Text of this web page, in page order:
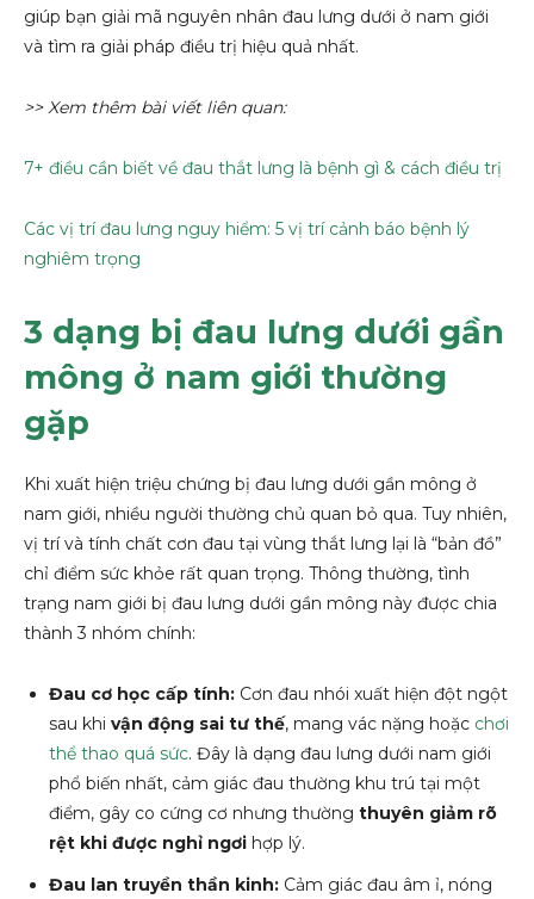
giúp bạn giải mã nguyên nhân đau lưng dưới ở nam giới
và tìm ra giải pháp điều trị hiệu quả nhất.
>> Xem thêm bài viết liên quan:
7+ điều cần biết về đau thắt lưng là bệnh gì & cách điều trị
Các vị trí đau lưng nguy hiểm: 5 vị trí cảnh báo bệnh lý
nghiêm trọng
3 dạng bị đau lưng dưới gần
mông ở nam giới thường
gặp
Khi xuất hiện triệu chứng bị đau lưng dưới gần mông ở
nam giới, nhiều người thường chủ quan bỏ qua. Tuy nhiên,
vị trí và tính chất cơn đau tại vùng thắt lưng lại là “bản đồ”
chỉ điểm sức khỏe rất quan trọng. Thông thường, tình
trạng nam giới bị đau lưng dưới gần mông này được chia
thành 3 nhóm chính:
Đau cơ học cấp tính: Cơn đau nhói xuất hiện đột ngột
sau khi vận động sai tư thế, mang vác nặng hoặc chơi
thể thao quá sức. Đây là dạng đau lưng dưới nam giới
phổ biến nhất, cảm giác đau thường khu trú tại một
điểm, gây co cứng cơ nhưng thường thuyên giảm rõ
rệt khi được nghỉ ngơi hợp lý.
Đau lan truyền thần kinh: Cảm giác đau âm ỉ, nóng